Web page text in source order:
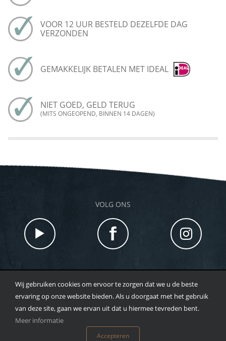
VOOR 12 UUR BESTELD DEZELFDE DAG
VERZONDEN
GEMAKKELIJK BETALEN MET IDEAL
NIET GOED, GELD TERUG
(MITS ONGEOPEND, BINNEN 14 DAGEN)
VOLG ONS
TOTAL BEAUTY |HOOFDSTRAAT 48 7213 CX GORSSEL |
T0573 - 259643| WHATSAPP:0633098038|
INFO@HEBJEHUIDLIEF.NL
2026TOTAL BEAUTY
Wij gebruiken cookies om ervoor te zorgen dat we u de beste
ervaring op onze website bieden. Als u doorgaat met het gebruik
van deze site, gaan we ervan uit dat u hiermee tevreden bent.
Meer informatie
Accepteren